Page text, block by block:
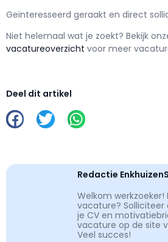
Geïnteresseerd geraakt en direct
Niet helemaal wat je zoekt? Bekijk
vacatureoverzicht voor meer
Deel dit artikel
Redactie
Welkom werkzoeker!
vacature?
je CV en
vacature op de site
Veel succes!